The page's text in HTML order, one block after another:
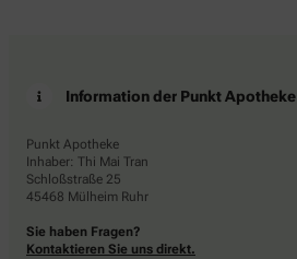
Information der Punkt Apotheke
Punkt Apotheke
Inhaber: Thi Mai Tran
Schloßstraße 25
45468 Mülheim Ruhr
Sie haben Fragen?
Kontaktieren Sie uns direkt.